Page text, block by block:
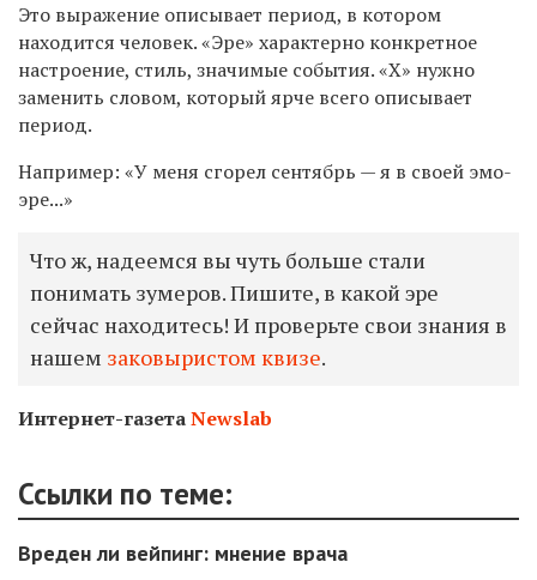
Это выражение описывает период, в котором
находится человек. «Эре» характерно конкретное
настроение, стиль, значимые события. «Х» нужно
заменить словом, который ярче всего описывает
период.
Например: «У меня сгорел сентябрь — я в своей эмо-
эре...»
Что ж, надеемся вы чуть больше стали
понимать зумеров. Пишите, в какой эре
сейчас находитесь! И проверьте свои знания в
нашем заковыристом квизе.
Интернет-газетаNewslab
Ссылки по теме:
Вреден ли вейпинг: мнение врача